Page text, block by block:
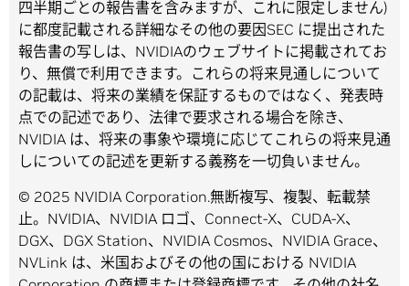
四半期ごとの報告書を含みますが、これに限定しません)
に都度記載される詳細なその他の要因SEC に提出された
報告書の写しは、NVIDIAのウェブサイトに掲載されてお
り、無償で利用できます。これらの将来見通しについて
の記載は、将来の業績を保証するものではなく、発表時
点での記述であり、法律で要求される場合を除き、
NVIDIA は、将来の事象や環境に応じてこれらの将来見通
しについての記述を更新する義務を一切負いません。
© 2025 NVIDIA Corporation.無断複写、複製、転載禁
止。NVIDIA、NVIDIA ロゴ、Connect-X、CUDA-X、
DGX、DGX Station、NVIDIA Cosmos、NVIDIA Grace、
NVLink は、米国およびその他の国における NVIDIA